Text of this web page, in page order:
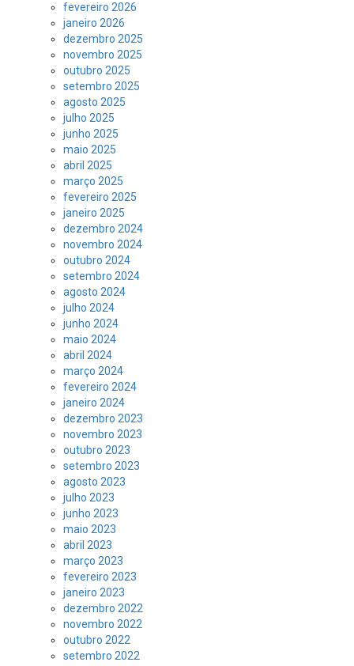
fevereiro 2026
janeiro 2026
dezembro 2025
novembro 2025
outubro 2025
setembro 2025
agosto 2025
julho 2025
junho 2025
maio 2025
abril 2025
março 2025
fevereiro 2025
janeiro 2025
dezembro 2024
novembro 2024
outubro 2024
setembro 2024
agosto 2024
julho 2024
junho 2024
maio 2024
abril 2024
março 2024
fevereiro 2024
janeiro 2024
dezembro 2023
novembro 2023
outubro 2023
setembro 2023
agosto 2023
julho 2023
junho 2023
maio 2023
abril 2023
março 2023
fevereiro 2023
janeiro 2023
dezembro 2022
novembro 2022
outubro 2022
setembro 2022